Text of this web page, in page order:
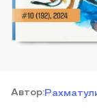
Автор: